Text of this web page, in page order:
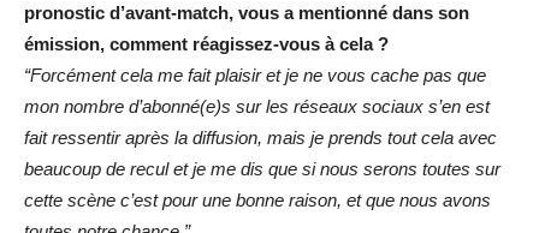
pronostic d’avant-match, vous a mentionné dans son
émission, comment réagissez-vous à cela ?
“Forcément cela me fait plaisir et je ne vous cache pas que
mon nombre d’abonné(e)s sur les réseaux sociaux s’en est
fait ressentir après la diffusion, mais je prends tout cela avec
beaucoup de recul et je me dis que si nous serons toutes sur
cette scène c’est pour une bonne raison, et que nous avons